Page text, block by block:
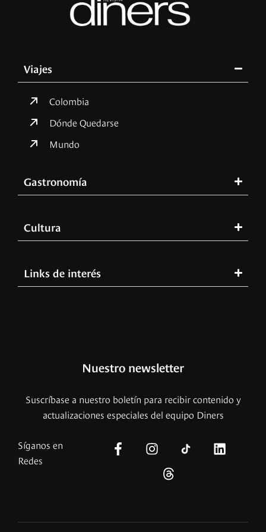
Viajes
Colombia
Dónde Quedarse
Mundo
Gastronomía
Cultura
Links de interés
Nuestro newsletter
Suscríbase a nuestro boletín para recibir contenido y
actualizaciones especiales del equipo Diners
Síganos en
Redes